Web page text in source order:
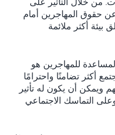
حقوق المهاجرين أمام
أكثر ملائمة
للمهاجرين هو
أكثر تضامنًا واحترامًا
ويمكن أن يكون له تأثير
التماسك الاجتماعي